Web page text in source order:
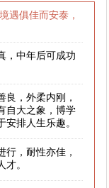
遇俱佳而安泰，
，中年后可成功
良，外柔内刚，
自大之象，博学
安排人生乐趣。
行，耐性亦佳，
才。